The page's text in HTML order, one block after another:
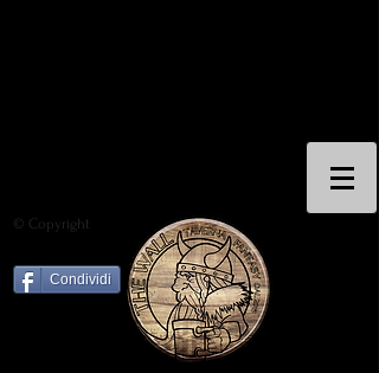
© Copyright
Condividi